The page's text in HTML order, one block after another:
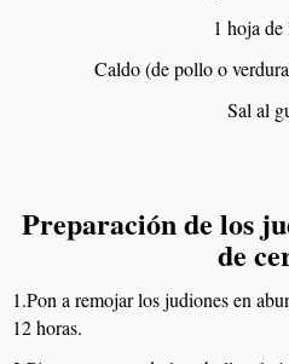
1 hoja de
Caldo (de pollo o
Sal al
Preparación de los
de
1.Pon a remojar los judiones en
12 horas.